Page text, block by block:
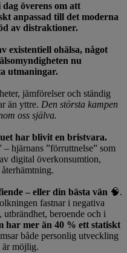
överens om att
anpassad till det moderna
av distraktioner.
existentiell ohälsa, något
nu
utmaningar.
jämförelser och ständig
än yttre. Den största kampen
oss själva.
har blivit en bristvara.
hjärnans ”förruttnelse” som
digital överkonsumtion,
– eller din bästa vän 🧠.
fastnar i negativa
utbrändhet, beroende och i
har mer än 40 % ett statiskt
både personlig utveckling
är möjlig.